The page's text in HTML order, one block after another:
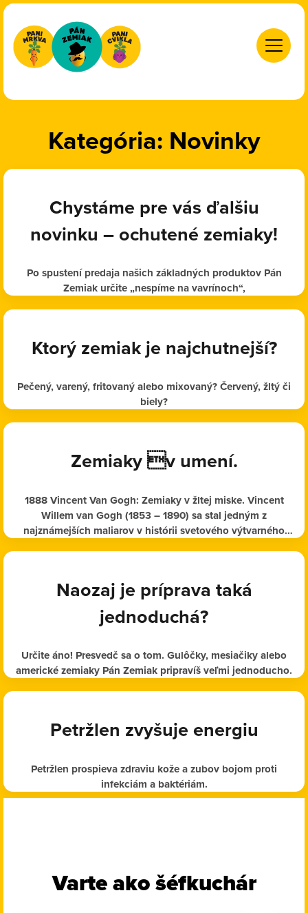
ÚVOD
LIPTOVSKÉ DROBY
NOVINKY
KDE KÚPIM
Kategória: Novinky
Chystáme pre vás ďalšiu
novinku – ochutené zemiaky!
Po spustení predaja našich základných produktov Pán
Zemiak určite „nespíme na vavrínoch“,
Ktorý zemiak je najchutnejší?
Pečený, varený, fritovaný alebo mixovaný? Červený, žltý či
biely?
Zemiaky v umení.
1888 Vincent Van Gogh: Zemiaky v žltej miske. Vincent
Willem van Gogh (1853 – 1890) sa stal jedným z
najznámejších maliarov v histórii svetového výtvarného
Naozaj je príprava taká
jednoduchá?
Určite áno! Presvedč sa o tom. Gulôčky, mesiačiky alebo
americké zemiaky Pán Zemiak pripravíš veľmi jednoducho.
Petržlen zvyšuje energiu
Petržlen prospieva zdraviu kože a zubov bojom proti
infekciám a baktériám.
Varte ako šéfkuchár